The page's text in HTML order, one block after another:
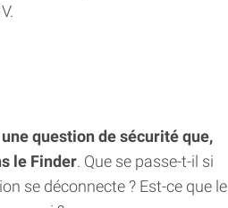
question de sécurité que,
le Finder. Que se passe-t-il si
se déconnecte ? Est-ce que le